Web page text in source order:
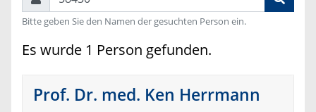
Bitte geben Sie den Namen der gesuchten Person ein.
Es wurde 1 Person gefunden.
Prof. Dr. med. Ken Herrmann